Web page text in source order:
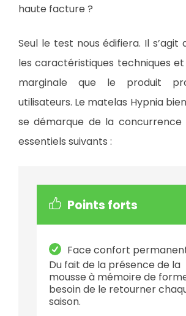
haute facture ?
Seul le test nous édifiera. Il s’agit
les caractéristiques techniques
marginale que le produit
utilisateurs. Le matelas Hypnia
se démarque de la
essentiels suivants :
Points forts
Face confort
Du fait de la présence de la
mousse à mémoire de
besoin de le retourner
saison.